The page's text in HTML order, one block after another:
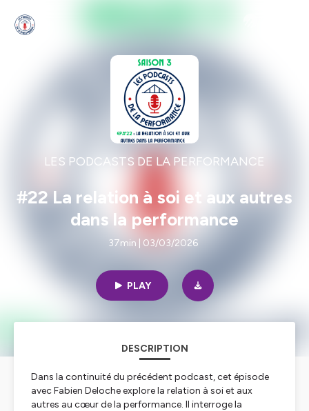
LES PODCASTS DE LA PERFORMANCE
#22 La relation à soi et aux autres
dans la performance
37min | 03/03/2026
PLAY
DESCRIPTION
Dans la continuité du précédent podcast, cet épisode
avec Fabien Deloche explore la relation à soi et aux
autres au cœur de la performance. Il interroge la